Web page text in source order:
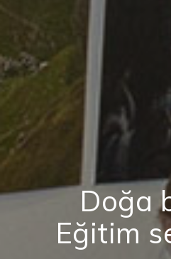
Doğa
Eğitim